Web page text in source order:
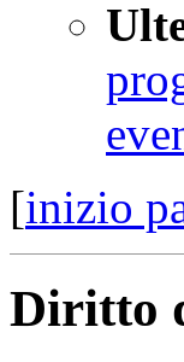
[inizio
Diritto